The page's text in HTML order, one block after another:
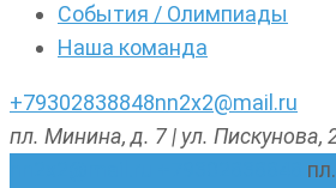
События / Олимпиады
Наша команда
+79302838848nn2x2@mail.ru
пл. Минина, д. 7 | ул.